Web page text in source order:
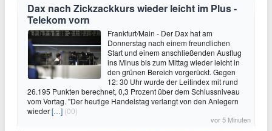
Dax nach Zickzackkurs wieder leicht im Plus -
Telekom vorn
Frankfurt/Main - Der Dax hat am
Donnerstag nach einem freundlichen
Start und einem anschließenden Ausflug
ins Minus bis zum Mittag wieder leicht in
den grünen Bereich vorgerückt. Gegen
12: 30 Uhr wurde der Leitindex mit rund
26.195 Punkten berechnet, 0,3 Prozent über dem Schlussniveau
vom Vortag. "Der heutige Handelstag verlangt von den Anlegern
wieder[…] (00)
vor 5 Minuten